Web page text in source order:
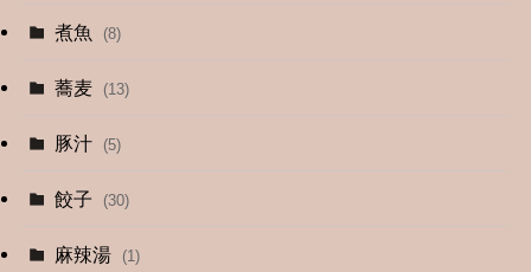
煮魚 (8)
蕎麦 (13)
豚汁 (5)
餃子 (30)
麻辣湯 (1)